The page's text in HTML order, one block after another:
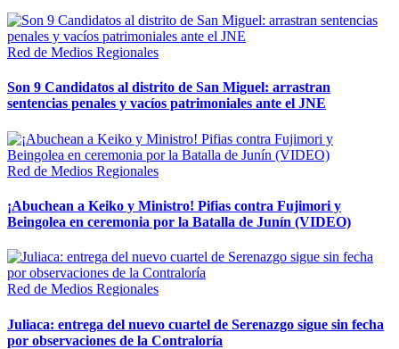
Red de Medios Regionales
Son 9 Candidatos al distrito de San Miguel: arrastran
sentencias penales y vacíos patrimoniales ante el JNE
Red de Medios Regionales
¡Abuchean a Keiko y Ministro! Pifias contra Fujimori y
Beingolea en ceremonia por la Batalla de Junín (VIDEO)
Red de Medios Regionales
Juliaca: entrega del nuevo cuartel de Serenazgo sigue sin fecha
por observaciones de la Contraloría